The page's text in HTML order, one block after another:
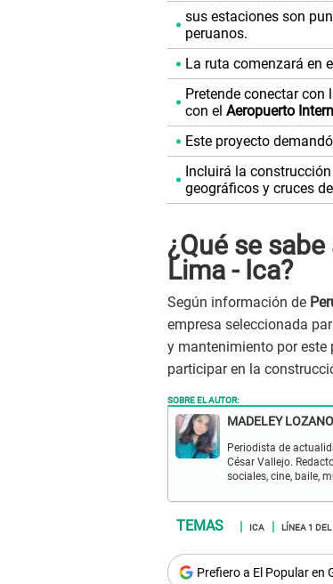
sus estaciones son
peruanos.
La ruta comenzará en
Pretende conectar con
con el Aeropuerto
Este proyecto
Incluirá la
geográficos y cruces
¿Qué se
Lima - Ica?
Según información de
empresa seleccionada
y mantenimiento por este
participar en la
SOBRE EL AUTOR:
MADELEY LOZANO
Periodista de
César Vallejo.
sociales, cine, baile,
ICA LÍNEA 1
Prefiero a El Popular en